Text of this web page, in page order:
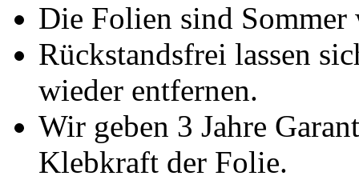
Die Folien sind
Rückstandsfrei lassen
wieder entfernen.
Wir geben 3 Jahre
Klebkraft der Folie.